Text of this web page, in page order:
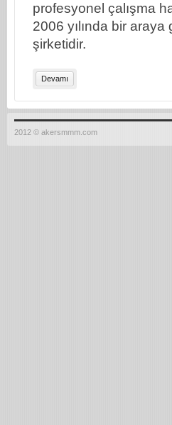
profesyonel çalışma
2006 yılında bir araya
şirketidir.
Devamı
2012 © akersmmm.com